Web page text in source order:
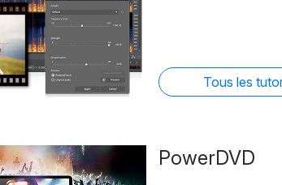
Tous les
PowerDVD